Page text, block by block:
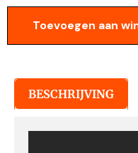
Toevoegen aan
BESCHRIJVING